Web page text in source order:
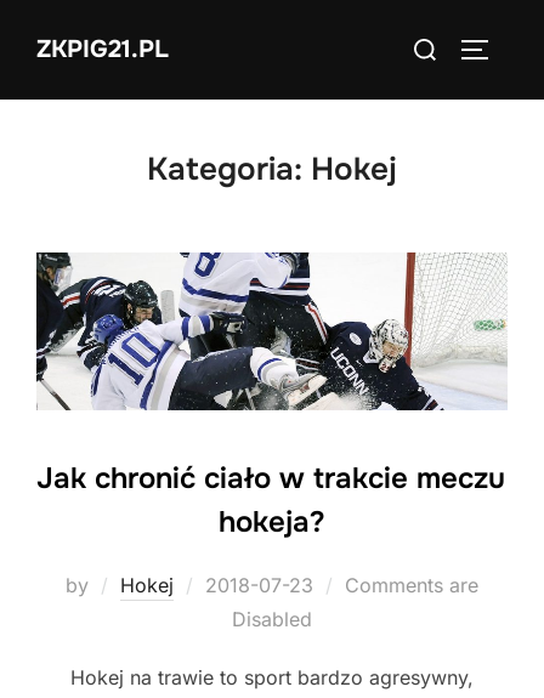
ZKPIG21.PL
Search
Kategoria: Hokej
Jak chronić ciało w trakcie meczu
hokeja?
by Hokej
Posted
2018-07-23
Comments are
Disabled
Hokej na trawie to sport bardzo agresywny,